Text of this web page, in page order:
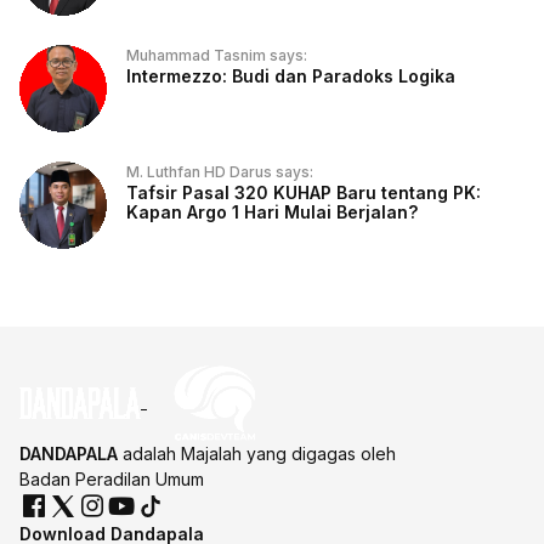
Muhammad Tasnim says:
Intermezzo: Budi dan Paradoks Logika
M. Luthfan HD Darus says:
Tafsir Pasal 320 KUHAP Baru tentang PK:
Kapan Argo 1 Hari Mulai Berjalan?
DANDAPALA adalah Majalah yang digagas oleh
Badan Peradilan Umum
Download Dandapala